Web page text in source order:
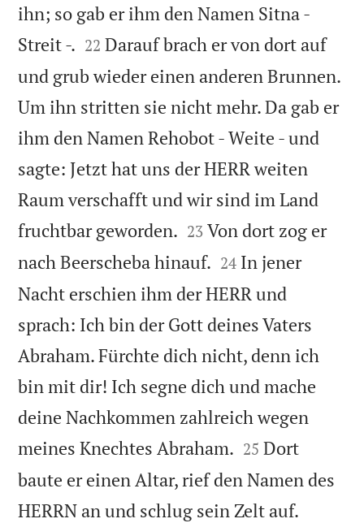
ihn; so gab er ihm den Namen Sitna -
Streit -. 

22 Darauf brach er von dort auf
und grub wieder einen anderen Brunnen.
Um ihn stritten sie nicht mehr. Da gab er
ihm den Namen Rehobot - Weite - und
sagte: Jetzt hat uns der HERR weiten
Raum verschafft und wir sind im Land
fruchtbar geworden. 

23 Von dort zog er
nach Beerscheba hinauf. 

24 In jener
Nacht erschien ihm der HERR und
sprach: Ich bin der Gott deines Vaters
Abraham. Fürchte dich nicht, denn ich
bin mit dir! Ich segne dich und mache
deine Nachkommen zahlreich wegen
meines Knechtes Abraham. 

25 Dort
baute er einen Altar, rief den Namen des
HERRN an und schlug sein Zelt auf.